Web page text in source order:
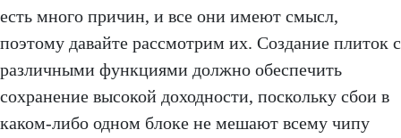
есть много причин, и все они имеют смысл,
поэтому давайте рассмотрим их. Создание плиток с
различными функциями должно обеспечить
сохранение высокой доходности, поскольку сбои в
каком-либо одном блоке не мешают всему чипу